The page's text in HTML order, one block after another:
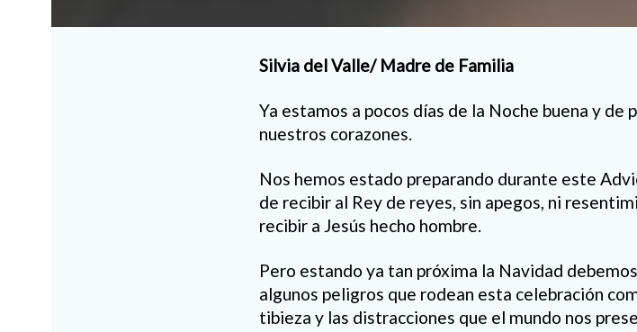
Silvia del Valle/ Madre de Familia
Ya estamos a pocos días de la Noche buena y
nuestros corazones.
Nos hemos estado preparando durante este
de recibir al Rey de reyes, sin apegos, ni
recibir a Jesús hecho hombre.
Pero estando ya tan próxima la Navidad
algunos peligros que rodean esta celebración
tibieza y las distracciones que el mundo nos